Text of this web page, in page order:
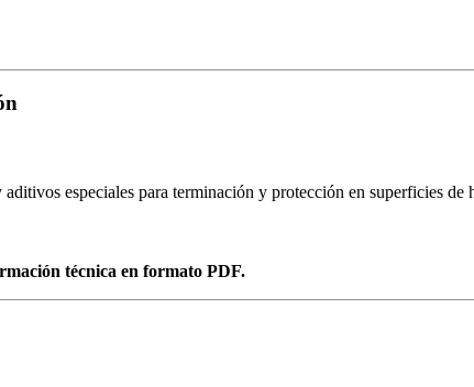
especiales para terminación y protección en superficies de
técnica en formato PDF.